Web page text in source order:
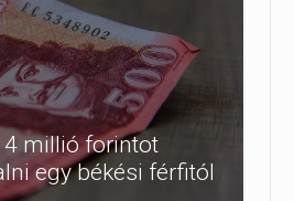
millió forintot
egy békési férfitól